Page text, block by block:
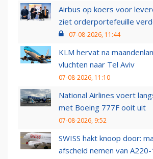
Airbus op koers voor
ziet orderportefeuille
07-08-2026, 11:44
KLM hervat na
vluchten naar Tel Aviv
07-08-2026, 11:10
National Airlines voert
met Boeing 777F ooit uit
07-08-2026, 9:52
SWISS hakt knoop door:
afscheid nemen van